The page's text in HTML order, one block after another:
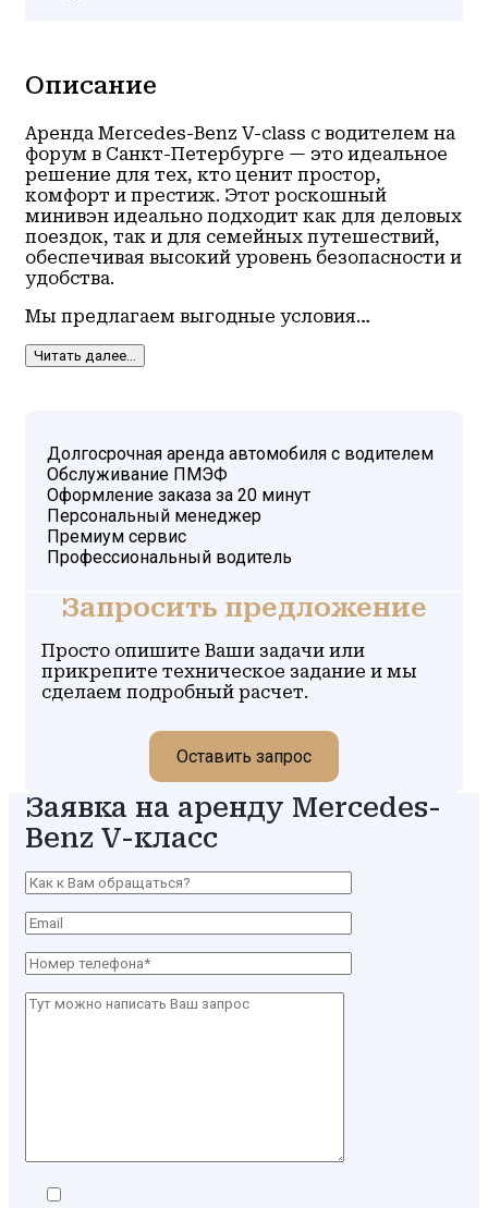
Описание
Аренда Mercedes-Benz V-class с водителем на
форум в Санкт-Петербурге — это идеальное
решение для тех, кто ценит простор,
комфорт и престиж. Этот роскошный
минивэн идеально подходит как для деловых
поездок, так и для семейных путешествий,
обеспечивая высокий уровень безопасности и
удобства.
Мы предлагаем выгодные условия…
Читать далее...
Долгосрочная аренда автомобиля с водителем
Обслуживание ПМЭФ
Оформление заказа за 20 минут
Персональный менеджер
Премиум сервис
Профессиональный водитель
Запросить предложение
Просто опишите Ваши задачи или
прикрепите техническое задание и мы
сделаем подробный расчет.
Оставить запрос
Заявка на аренду Mercedes-
Benz V-класс